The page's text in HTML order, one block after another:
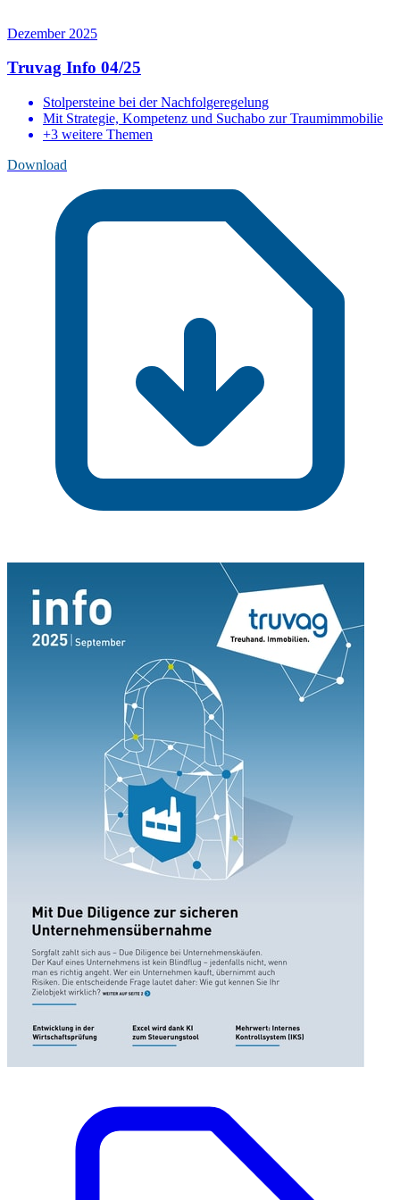
Dezember 2025
Truvag Info 04/25
Stolpersteine bei der Nachfolgeregelung
Mit Strategie, Kompetenz und Suchabo zur Traumimmobilie
+3 weitere Themen
Download